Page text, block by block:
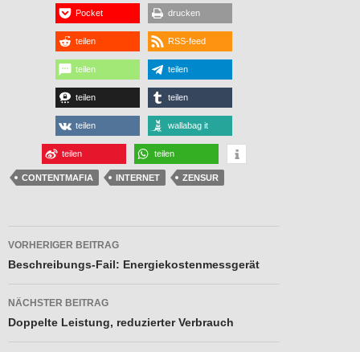
Pocket drucken
teilen RSS-feed
teilen teilen
teilen teilen
teilen wallabag it
teilen teilen
CONTENTMAFIA INTERNET ZENSUR
Beitragsnavigation
VORHERIGER BEITRAG
Beschreibungs-Fail: Energiekostenmessgerät
NÄCHSTER BEITRAG
Doppelte Leistung, reduzierter Verbrauch